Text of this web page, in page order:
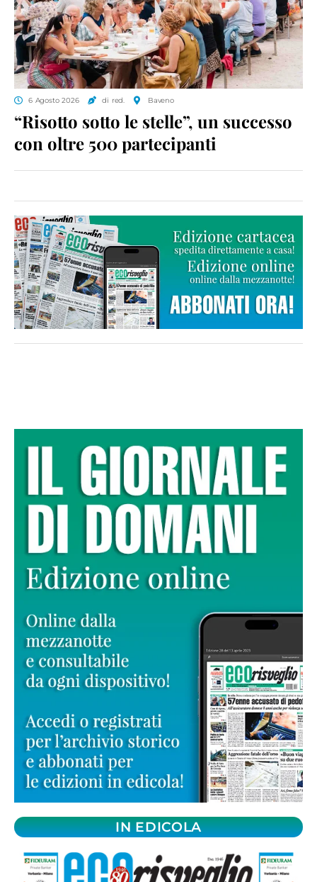
6 Agosto 2026 di red. Baveno
“Risotto sotto le stelle”, un successo
con oltre 500 partecipanti
IN EDICOLA